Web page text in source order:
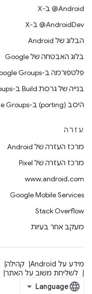
‫‎@Android ב-X
‫‎@AndroidDev ב-X
הבלוג של Android
בלוג האבטחה של Google
פלטפורמה ב-Google Groups
בנייה של גרסת Build ב-Google Groups
היסב (porting) ב-Google Groups
עזרה
מרכז העזרה של Android
מרכז העזרה של Pixel
www.android.com
Google Mobile Services
Stack Overflow
מעקב אחר בעיות
מידע על Android קהילה
לשליחת משוב על האתר